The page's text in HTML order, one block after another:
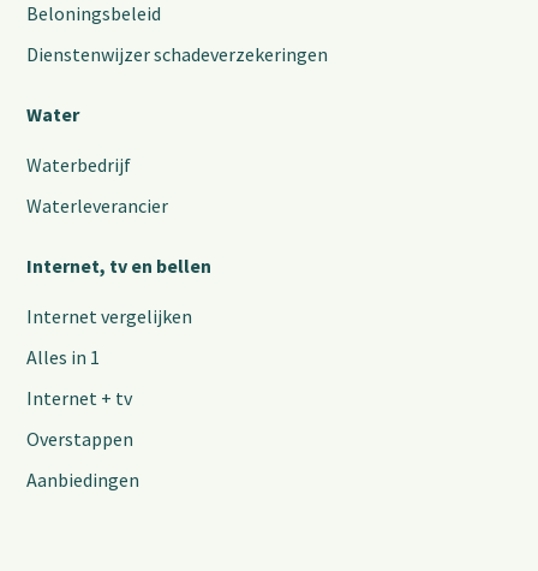
Beloningsbeleid
Dienstenwijzer schadeverzekeringen
Water
Waterbedrijf
Waterleverancier
Internet, tv en bellen
Internet vergelijken
Alles in 1
Internet + tv
Overstappen
Aanbiedingen